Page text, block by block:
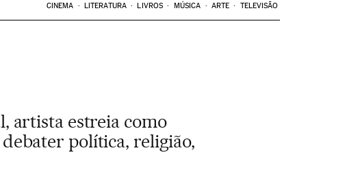
CINEMA LITERATURA LIVROS MÚSICA ARTE TELEVISÃO
artista estreia como
debater política, religião,